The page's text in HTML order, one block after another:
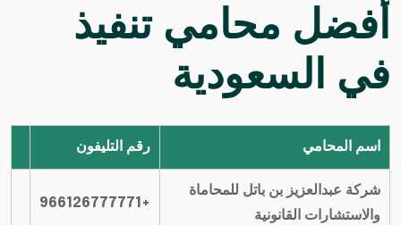
أفضل محامي تنفيذ
في السعودية
اسم المحامي رقم التليفون
شركة عبدالعزيز بن باتل للمحاماة
والاستشارات القانونية
+966126777771